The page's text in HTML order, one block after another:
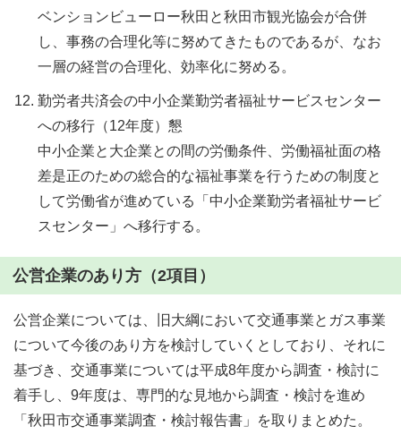
ベンションビューロー秋田と秋田市観光協会が合併
し、事務の合理化等に努めてきたものであるが、なお
一層の経営の合理化、効率化に努める。
勤労者共済会の中小企業勤労者福祉サービスセンター
への移行（12年度）懇
中小企業と大企業との間の労働条件、労働福祉面の格
差是正のための総合的な福祉事業を行うための制度と
して労働省が進めている「中小企業勤労者福祉サービ
スセンター」へ移行する。
公営企業のあり方（2項目）
公営企業については、旧大綱において交通事業とガス事業
について今後のあり方を検討していくとしており、それに
基づき、交通事業については平成8年度から調査・検討に
着手し、9年度は、専門的な見地から調査・検討を進め
「秋田市交通事業調査・検討報告書」を取りまとめた。